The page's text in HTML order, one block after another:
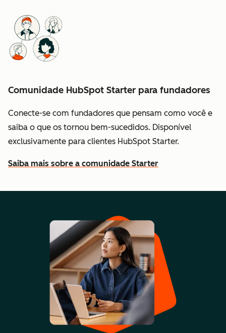
Comunidade HubSpot Starter para fundadores
Conecte-se com fundadores que pensam como você e
saiba o que os tornou bem-sucedidos. Disponível
exclusivamente para clientes HubSpot Starter.
Saiba mais sobre a comunidade Starter